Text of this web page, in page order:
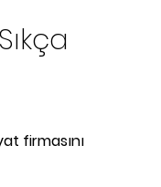
firmasını